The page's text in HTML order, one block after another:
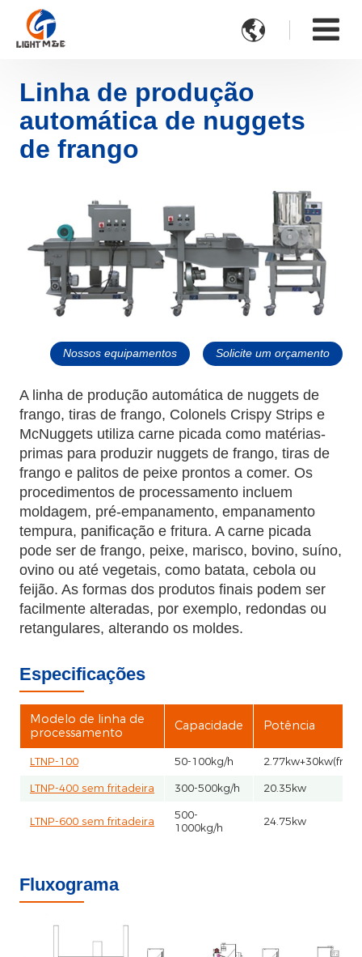

Linha de produção
automática de nuggets
de frango
Solicite um orçamento
Nossos equipamentos
A linha de produção automática de nuggets de
frango, tiras de frango, Colonels Crispy Strips e
McNuggets utiliza carne picada como matérias-
primas para produzir nuggets de frango, tiras de
frango e palitos de peixe prontos a comer. Os
procedimentos de processamento incluem
moldagem, pré-empanamento, empanamento
tempura, panificação e fritura. A carne picada
pode ser de frango, peixe, marisco, bovino, suíno,
ovino ou até vegetais, como batata, cebola ou
feijão. As formas dos produtos finais podem ser
facilmente alteradas, por exemplo, redondas ou
retangulares, alterando os moldes.
Especificações
Modelo de linha de
processamento
Capacidade Potência
LTNP-100 50-100kg/h
LTNP-400 sem fritadeira 300-500kg/h 20.35kw
LTNP-600 sem fritadeira
500-
1000kg/h
24.75kw
Fluxograma